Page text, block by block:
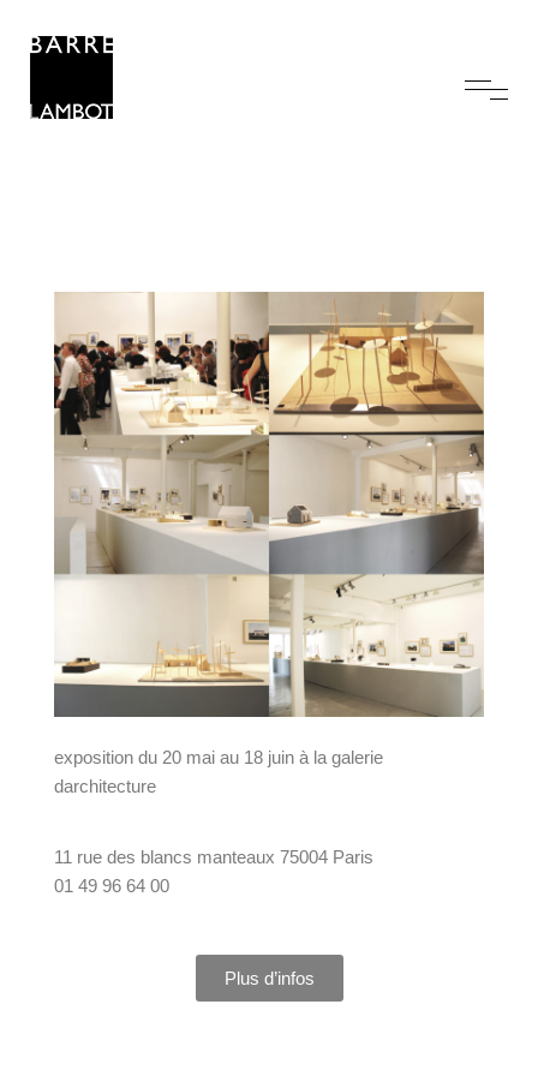
exposition du 20 mai au 18 juin à la galerie
darchitecture
11 rue des blancs manteaux 75004 Paris
01 49 96 64 00
Plus d’infos